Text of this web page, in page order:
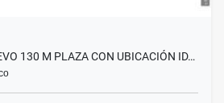
130 M PLAZA CON UBICACIÓN ID…